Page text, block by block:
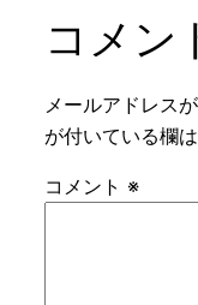
コメン
メールアドレス
が付いている欄
コメント ※